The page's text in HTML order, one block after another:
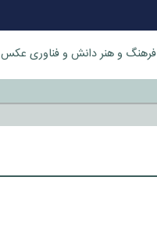
فرهنگ و هنردانش و فناوری عکس